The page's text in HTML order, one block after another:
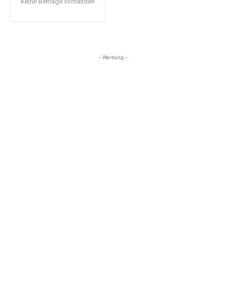
- Werbung -